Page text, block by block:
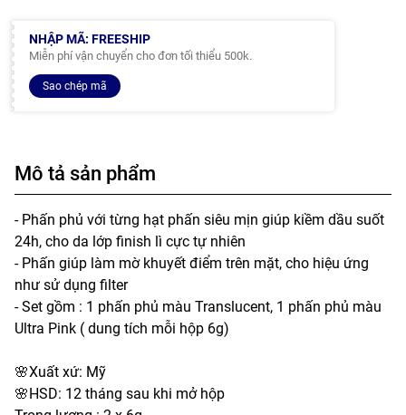
NHẬP MÃ: FREESHIP
Miễn phí vận chuyển cho đơn tối thiểu 500k.
Sao chép mã
Mô tả sản phẩm
- Phấn phủ với từng hạt phấn siêu mịn giúp kiềm dầu suốt
24h, cho da lớp finish lì cực tự nhiên
- Phấn giúp làm mờ khuyết điểm trên mặt, cho hiệu ứng
như sử dụng filter
- Set gồm : 1 phấn phủ màu Translucent, 1 phấn phủ màu
Ultra Pink ( dung tích mỗi hộp 6g)
🌸Xuất xứ: Mỹ
🌸HSD: 12 tháng sau khi mở hộp